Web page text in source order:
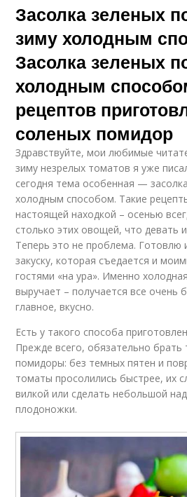
Засолка зеленых
зиму холодным
Засолка зеленых
холодным
рецептов
соленых помидор
Здравствуйте, мои любимые
зиму незрелых томатов я уже
сегодня тема особенная —
холодным способом. Такие
настоящей находкой – осенью
столько этих овощей, что девать
Теперь это не проблема. Готовлю
закуску, которая съедается и
гостями «на ура». Именно
выручает – получается все очень
главное, вкусно.
Есть у такого способа
Прежде всего, обязательно брать
помидоры: без темных пятен и
томаты просолились быстрее, их
вилкой или сделать небольшой
плодоножки.